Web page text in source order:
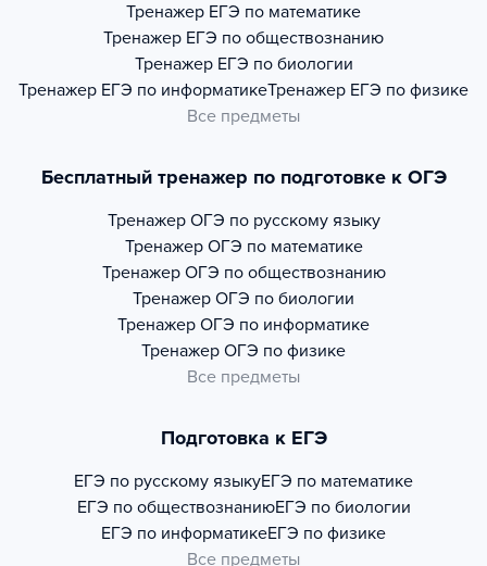
Тренажер ЕГЭ по математике
Тренажер ЕГЭ по обществознанию
Тренажер ЕГЭ по биологии
Тренажер ЕГЭ по информатикеТренажер ЕГЭ по физике
Все предметы
Бесплатный тренажер по подготовке к ОГЭ
Тренажер ОГЭ по русскому языку
Тренажер ОГЭ по математике
Тренажер ОГЭ по обществознанию
Тренажер ОГЭ по биологии
Тренажер ОГЭ по информатике
Тренажер ОГЭ по физике
Все предметы
Подготовка к ЕГЭ
ЕГЭ по русскому языкуЕГЭ по математике
ЕГЭ по обществознаниюЕГЭ по биологии
ЕГЭ по информатикеЕГЭ по физике
Все предметы